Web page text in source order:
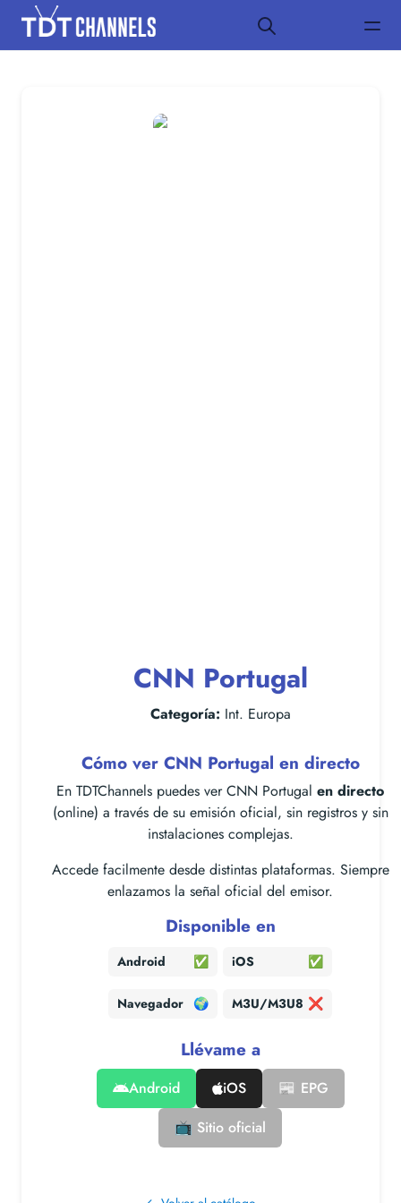
CNN Portugal
Categoría: Int. Europa
Cómo ver CNN Portugal en directo
En TDTChannels puedes ver CNN Portugal en directo
(online) a través de su emisión oficial, sin registros y sin
instalaciones complejas.
Accede facilmente desde distintas plataformas. Siempre
enlazamos la señal oficial del emisor.
Disponible en
Android ✅ iOS ✅
Navegador 🌍 M3U/M3U8 ❌
Llévame a
Android iOS
📰 EPG
📺 Sitio oficial